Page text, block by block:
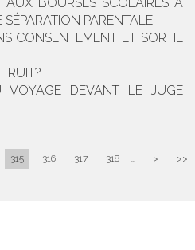
AUX BOURSES SCOLAIRES À
PARENTALE
CONSENTEMENT ET SORTIE
VOYAGE DEVANT LE JUGE
315 316 317 318 ... > >>